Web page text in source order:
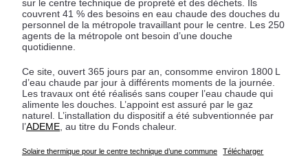
sur le centre technique de propreté et des déchets. Ils
couvrent 41 % des besoins en eau chaude des douches du
personnel de la métropole travaillant pour le centre. Les 250
agents de la métropole ont besoin d’une douche
quotidienne.
Ce site, ouvert 365 jours par an, consomme environ 1800 L
d’eau chaude par jour à différents moments de la journée.
Les travaux ont été réalisés sans couper l’eau chaude qui
alimente les douches. L’appoint est assuré par le gaz
naturel. L’installation du dispositif a été subventionnée par
l’ADEME , au titre du Fonds chaleur.
Solaire thermique pour le centre technique d’une commune Télécharger